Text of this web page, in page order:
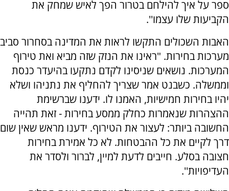
ספר על איך להילחם בטרור הפך לאיש שמחק את
הקביעות שלו עצמו''.
האבות השכולים התקשו לראות את המדינה בסחרור סביב
מערכות בחירות. "ראינו את הנזק שזה מביא ואת טירוף
המערכות. נושאים שניסינו לקדם נתקעו בהיעדר כנסת
וממשלה. כשבנט אמר שצריך להחליף את נתניהו ושלא
יהיו בחירות חמישיות, האמנו לו. ידענו שברשימת
ההצהרות שנאמרות כחלק ממסע בחירות - זאת תהייה
החשובה ביותר: לעצור את הטירוף. ידענו מראש שאין שום
דרך לקיים את כל ההבטחות. לא כל אמירת בחירות
חצובה בסלע. חייבים לדעת למיין, לברור ולסדר את
העדיפויות''.